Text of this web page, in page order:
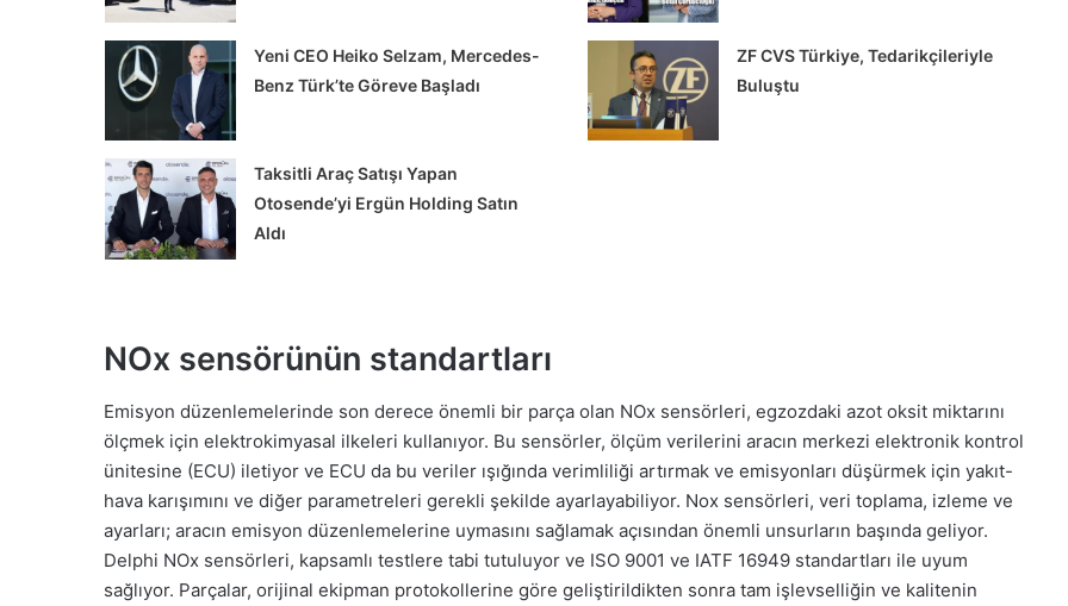
Yeni CEO Heiko Selzam, Mercedes-
Benz Türk’te Göreve Başladı
ZF CVS Türkiye, Tedarikçileriyle
Buluştu
Taksitli Araç Satışı Yapan
Otosende’yi Ergün Holding Satın
Aldı
NOx sensörünün standartları
Emisyon düzenlemelerinde son derece önemli bir parça olan NOx sensörleri, egzozdaki azot oksit miktarını
ölçmek için elektrokimyasal ilkeleri kullanıyor. Bu sensörler, ölçüm verilerini aracın merkezi elektronik kontrol
ünitesine (ECU) iletiyor ve ECU da bu veriler ışığında verimliliği artırmak ve emisyonları düşürmek için yakıt-
hava karışımını ve diğer parametreleri gerekli şekilde ayarlayabiliyor. Nox sensörleri, veri toplama, izleme ve
ayarları; aracın emisyon düzenlemelerine uymasını sağlamak açısından önemli unsurların başında geliyor.
Delphi NOx sensörleri, kapsamlı testlere tabi tutuluyor ve ISO 9001 ve IATF 16949 standartları ile uyum
sağlıyor. Parçalar, orijinal ekipman protokollerine göre geliştirildikten sonra tam işlevselliğin ve kalitenin
Yeni Volvo FL
ATLAS
İş
Makinaları’nda
Alman ATLAS İş Makinaları’nda
Yeniden Yapılandırma Süreci